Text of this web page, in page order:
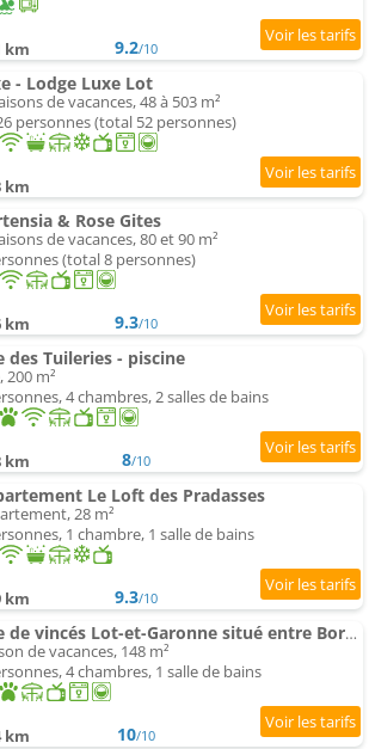
km 9.2/10
- Lodge Luxe Lot
de vacances, 48 à 503 m²
personnes (total 52 personnes)
km
& Rose Gites
de vacances, 80 et 90 m²
(total 8 personnes)
km 9.3/10
des Tuileries - piscine
200 m²
4 chambres, 2 salles de bains
km 8/10
Le Loft des Pradasses
28 m²
1 chambre, 1 salle de bains
km 9.3/10
Gîte de vincés Lot-et-Garonne situé entre Bordeaux et Toulouse rurale, Maison en campagne
de vacances, 148 m²
4 chambres, 1 salle de bains
km 10/10